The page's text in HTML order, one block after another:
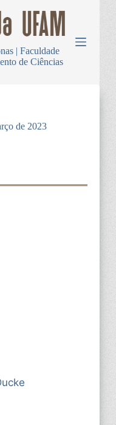
| Faculdade
de Ciências
de 2023